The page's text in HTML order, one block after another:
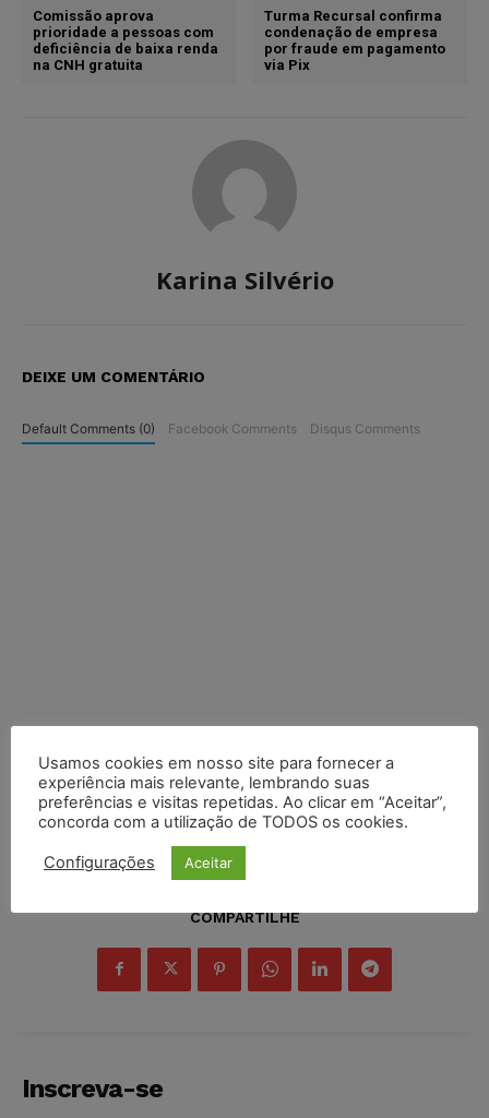
Comissão aprova
prioridade a pessoas com
deficiência de baixa renda
na CNH gratuita
Turma Recursal confirma
condenação de empresa
por fraude em pagamento
via Pix
Karina Silvério
DEIXE UM COMENTÁRIO
Default Comments (0) Facebook Comments Disqus Comments
COMPARTILHE
Inscreva-se
Usamos cookies em nosso site para fornecer a
experiência mais relevante, lembrando suas
preferências e visitas repetidas. Ao clicar em “Aceitar”,
concorda com a utilização de TODOS os cookies.
Configurações Aceitar